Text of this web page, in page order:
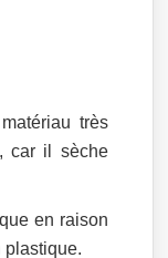
très
car il sèche
en raison
plastique.